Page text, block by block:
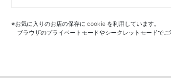
※お気に入りのお店の保存に cookie を利用しています。
ブラウザのプライベートモードやシークレットモードで